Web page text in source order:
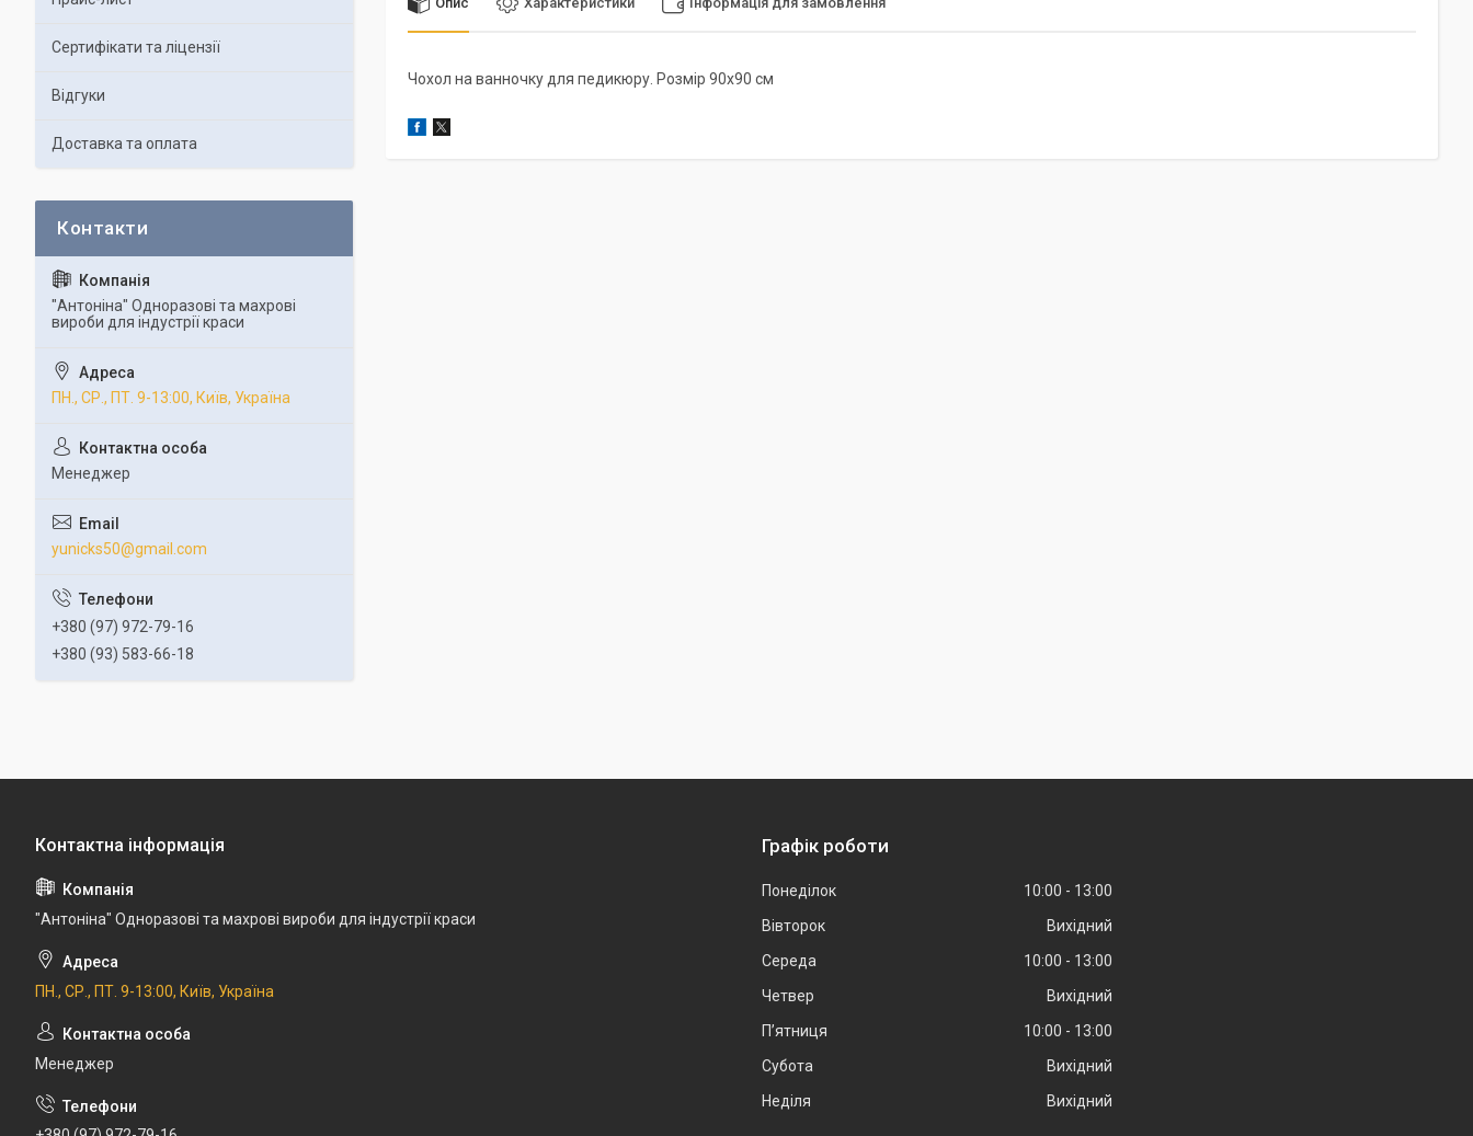
Опис Характеристики Інформація для замовлення
Чохол на ванночку для педикюру. Розмір 90х90 см
Сертифікати та ліцензії
Відгуки
Доставка та оплата
"Антоніна" Одноразові та махрові
вироби для індустрії краси
ПН., СР., ПТ. 9-13:00, Київ, Україна
Менеджер
yunicks50@gmail.com
+380 (97) 972-79-16
+380 (93) 583-66-18
"Антоніна" Одноразові та махрові вироби для індустрії краси
ПН., СР., ПТ. 9-13:00, Київ, Україна
Менеджер
Графік роботи
Понеділок 10:00
13:00
Вівторок
Вихідний
Середа
10:00
13:00
Четвер
Вихідний
Пʼятниця
10:00
13:00
Субота
Вихідний
Неділя
Вихідний